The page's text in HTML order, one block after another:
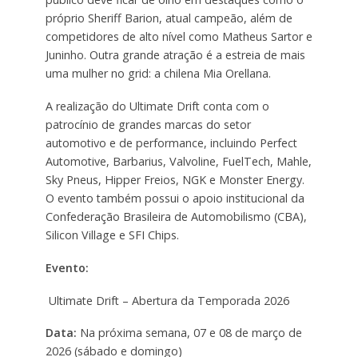
próprio Sheriff Barion, atual campeão, além de
competidores de alto nível como Matheus Sartor e
Juninho. Outra grande atração é a estreia de mais
uma mulher no grid: a chilena Mia Orellana.
A realização do Ultimate Drift conta com o
patrocínio de grandes marcas do setor
automotivo e de performance, incluindo Perfect
Automotive, Barbarius, Valvoline, FuelTech, Mahle,
Sky Pneus, Hipper Freios, NGK e Monster Energy.
O evento também possui o apoio institucional da
Confederação Brasileira de Automobilismo (CBA),
Silicon Village e SFI Chips.
Evento:
Ultimate Drift – Abertura da Temporada 2026
Data: Na próxima semana, 07 e 08 de março de
2026 (sábado e domingo)